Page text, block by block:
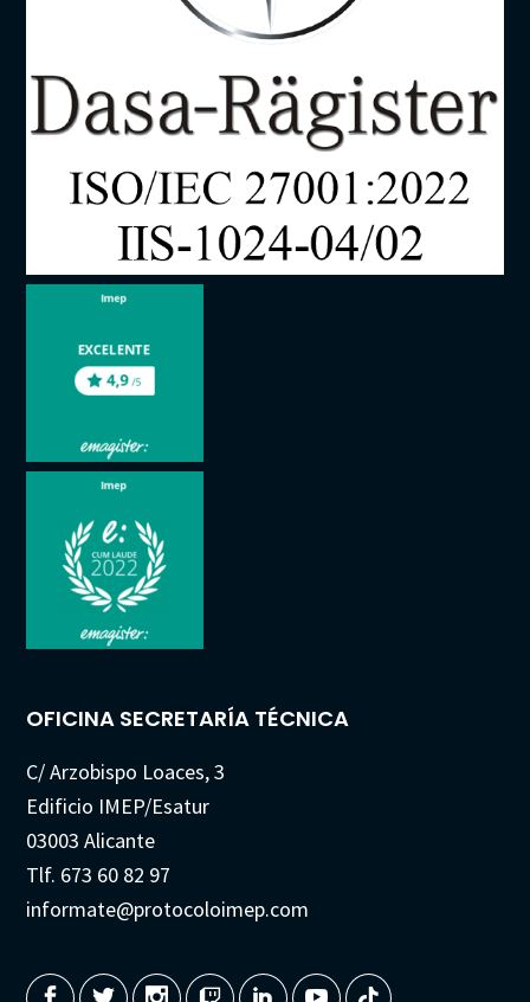
OFICINA SECRETARÍA TÉCNICA
C/ Arzobispo Loaces, 3
Edificio IMEP/Esatur
03003 Alicante
Tlf. 673 60 82 97
informate@protocoloimep.com